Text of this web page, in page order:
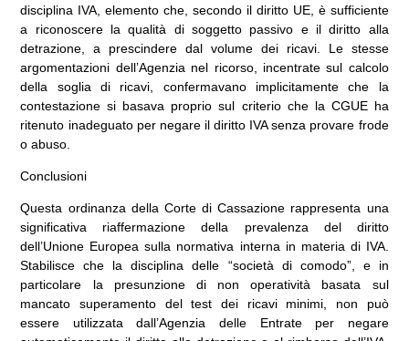
disciplina IVA, elemento che, secondo il diritto UE, è sufficiente
a riconoscere la qualità di soggetto passivo e il diritto alla
detrazione, a prescindere dal volume dei ricavi. Le stesse
argomentazioni dell’Agenzia nel ricorso, incentrate sul calcolo
della soglia di ricavi, confermavano implicitamente che la
contestazione si basava proprio sul criterio che la CGUE ha
ritenuto inadeguato per negare il diritto IVA senza provare frode
o abuso.
Conclusioni
Questa ordinanza della Corte di Cassazione rappresenta una
significativa riaffermazione della prevalenza del diritto
dell’Unione Europea sulla normativa interna in materia di IVA.
Stabilisce che la disciplina delle “società di comodo”, e in
particolare la presunzione di non operatività basata sul
mancato superamento del test dei ricavi minimi, non può
essere utilizzata dall’Agenzia delle Entrate per negare